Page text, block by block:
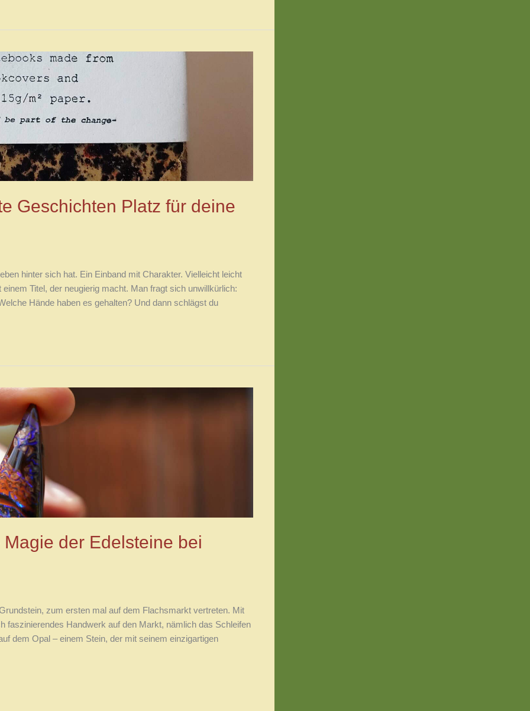
Geschichten Platz für deine
hinter sich hat. Ein Einband mit Charakter. Vielleicht leicht
Titel, der neugierig macht. Man fragt sich unwillkürlich:
Hände haben es gehalten? Und dann schlägst du
der Edelsteine bei
zum ersten mal auf dem Flachsmarkt vertreten. Mit
faszinierendes Handwerk auf den Markt, nämlich das Schleifen
dem Opal – einem Stein, der mit seinem einzigartigen